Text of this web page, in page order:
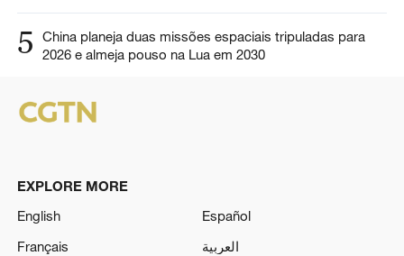
5
China planeja duas missões espaciais tripuladas para
2026 e almeja pouso na Lua em 2030
EXPLORE MORE
English
Español
Français
العربية